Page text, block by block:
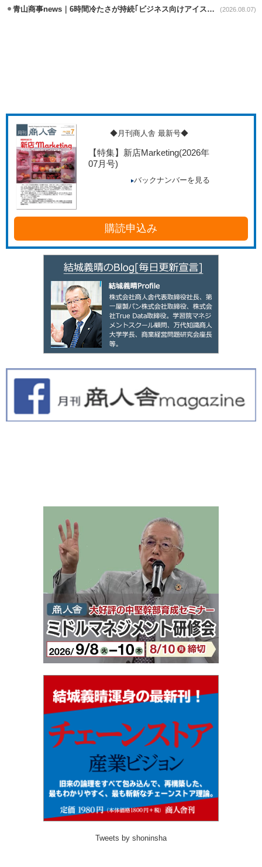
青山商事news｜6時間冷たさが持続｢ビジネス向けアイスベスト｣発売 (2026.08.07)
◆月刊商人舎 最新号◆
【特集】新店Marketing(2026年
07月号)
バックナンバーを見る
購読申込み
Tweets by shoninsha